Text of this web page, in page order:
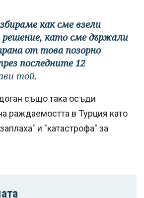
как сме взели
като сме държали
от това позорно
последните 12
той.
също така осъди
раждаемостта в Турция като
и "катастрофа" за